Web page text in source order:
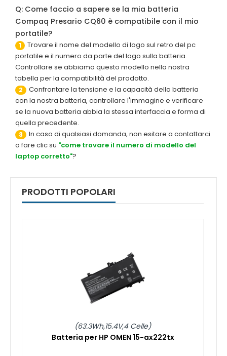
Q: Come faccio a sapere se la mia batteria
Compaq Presario CQ60 è compatibile con il mio
portatile?
1
Trovare il nome del modello di logo sul retro del pc
portatile e il numero da parte del logo sulla batteria.
Controllare se abbiamo questo modello nella nostra
tabella per la compatibilità del prodotto.
2
Confrontare la tensione e la capacità della batteria
con la nostra batteria, controllare l'immagine e verificare
se la nuova batteria abbia la stessa interfaccia e forma di
quella precedente.
3
In caso di qualsiasi domanda, non esitare a contattarci
o fare clic su "come trovare il numero di modello del
laptop corretto"?
PRODOTTI POPOLARI
(63.3Wh,15.4V,4 Celle)
Batteria per HP OMEN 15-ax222tx